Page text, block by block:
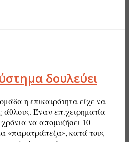
δουλεύει
η επικαιρότητα είχε να
άθλους. Έναν επιχειρηματία
να απομυζήσει 10
«παρατράπεζα», κατά τους